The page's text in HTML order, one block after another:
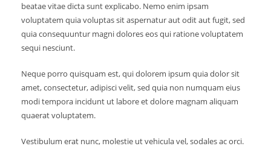
beatae vitae dicta sunt explicabo. Nemo enim ipsam
voluptatem quia voluptas sit aspernatur aut odit aut fugit, sed
quia consequuntur magni dolores eos qui ratione voluptatem
sequi nesciunt.
Neque porro quisquam est, qui dolorem ipsum quia dolor sit
amet, consectetur, adipisci velit, sed quia non numquam eius
modi tempora incidunt ut labore et dolore magnam aliquam
quaerat voluptatem.
Vestibulum erat nunc, molestie ut vehicula vel, sodales ac orci.